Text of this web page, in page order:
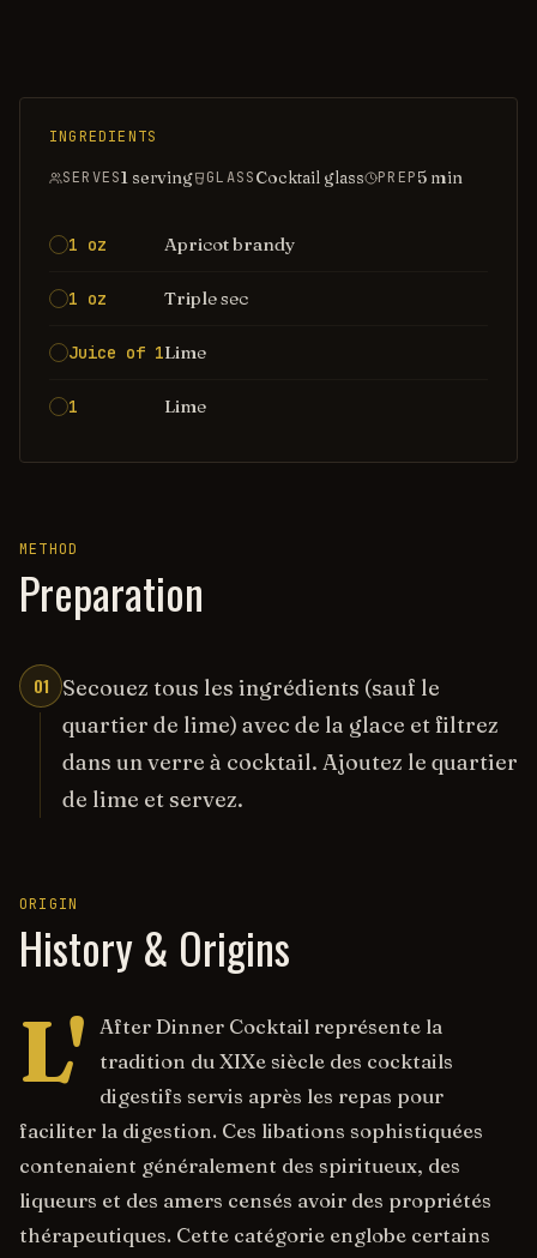
INGREDIENTS
SERVES1 serving GLASSCocktail glass PREP5 min
1 oz Apricot brandy
1 oz Triple sec
Juice of 1Lime
1 Lime
METHOD
Preparation
01
Secouez tous les ingrédients (sauf le
quartier de lime) avec de la glace et filtrez
dans un verre à cocktail. Ajoutez le quartier
de lime et servez.
ORIGIN
History & Origins
L'
After Dinner Cocktail représente la
tradition du XIXe siècle des cocktails
digestifs servis après les repas pour
faciliter la digestion. Ces libations sophistiquées
contenaient généralement des spiritueux, des
liqueurs et des amers censés avoir des propriétés
thérapeutiques. Cette catégorie englobe certains